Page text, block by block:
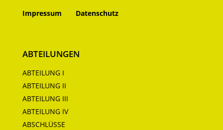
Impressum Datenschutz
ABTEILUNGEN
ABTEILUNG I
ABTEILUNG II
ABTEILUNG III
ABTEILUNG IV
ABSCHLÜSSE